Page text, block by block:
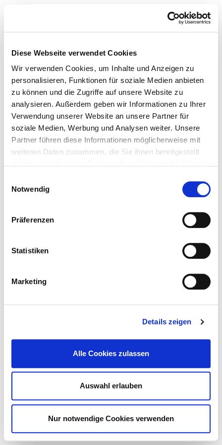
Diese Webseite verwendet Cookies
Wir verwenden Cookies, um Inhalte und Anzeigen zu
personalisieren, Funktionen für soziale Medien anbieten
zu können und die Zugriffe auf unsere Website zu
analysieren. Außerdem geben wir Informationen zu Ihrer
Verwendung unserer Website an unsere Partner für
soziale Medien, Werbung und Analysen weiter. Unsere
Partner führen diese Informationen möglicherweise mit
weiteren Daten zusammen, die Sie ihnen bereitgestellt
Notwendig
Präferenzen
Statistiken
Marketing
Details zeigen
Alle Cookies zulassen
Auswahl erlauben
Nur notwendige Cookies verwenden
Zur Krankenhaus-Startseite
Westküstenklinikum
Brunsbüttel
Teilnahme an der
Allgemeines
Kooperation mit der kassenärztlichen Vereinigung?
Kontakt
Datenschutz